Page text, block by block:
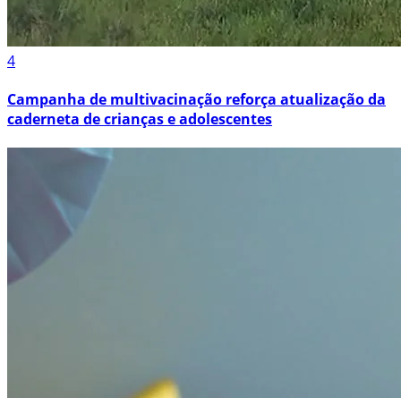
4
Campanha de multivacinação reforça atualização da
caderneta de crianças e adolescentes